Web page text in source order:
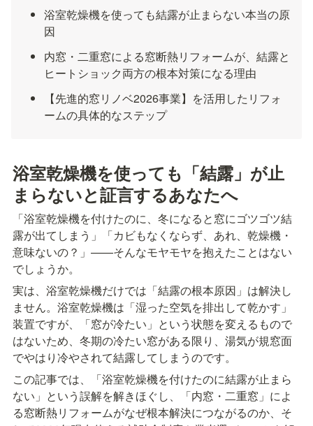
浴室乾燥機を使っても結露が止まらない本当の原
因
内窓・二重窓による窓断熱リフォームが、結露と
ヒートショック両方の根本対策になる理由
【先進的窓リノベ2026事業】を活用したリフォ
ームの具体的なステップ
浴室乾燥機を使っても「結露」が止
まらないと証言するあなたへ
「浴室乾燥機を付けたのに、冬になると窓にゴツゴツ結
露が出てしまう」「カビもなくならず、あれ、乾燥機・
意味ないの？」——そんなモヤモヤを抱えたことはない
でしょうか。
実は、浴室乾燥機だけでは「結露の根本原因」は解決し
ません。浴室乾燥機は「湿った空気を排出して乾かす」
装置ですが、「窓が冷たい」という状態を変えるもので
はないため、冬期の冷たい窓がある限り、湯気が規窓面
でやはり冷やされて結露してしまうのです。
この記事では、「浴室乾燥機を付けたのに結露が止まら
ない」という誤解を解きほぐし、「内窓・二重窓」によ
る窓断熱リフォームがなぜ根本解決につながるのか、そ